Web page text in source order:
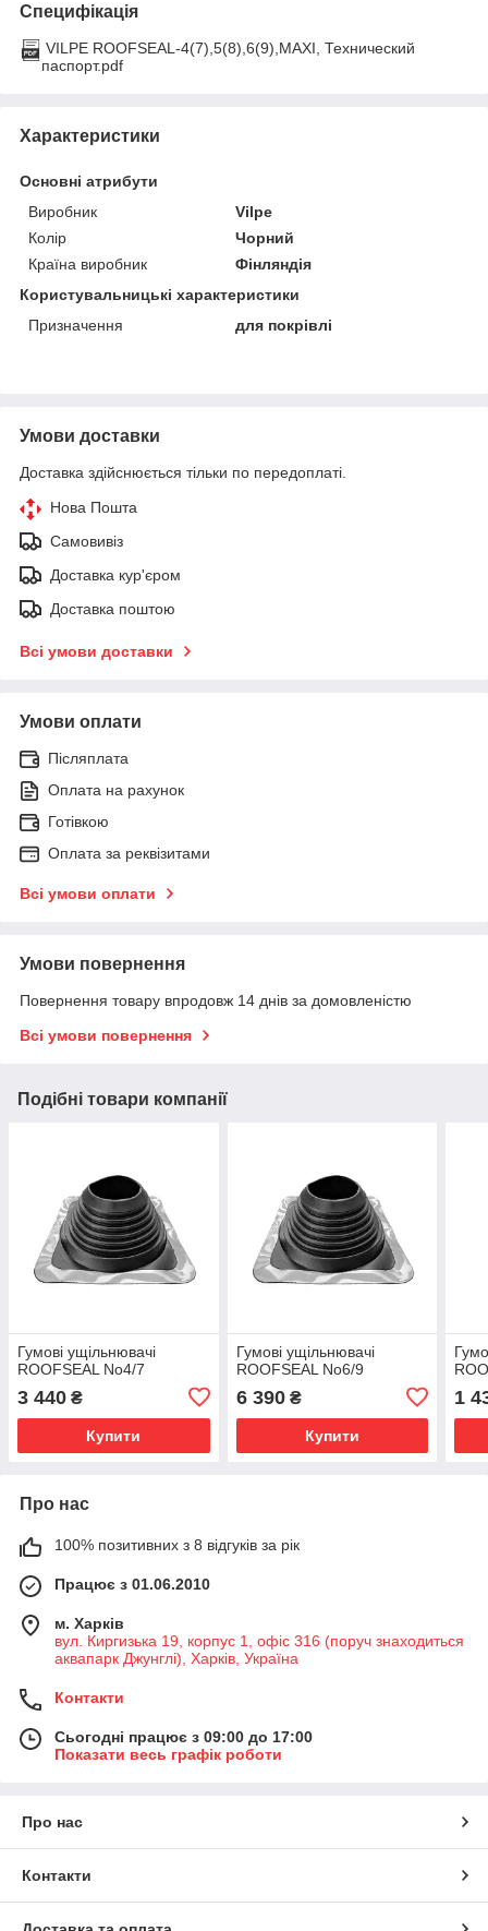
Специфікація
VILPE ROOFSEAL-4(7),5(8),6(9),MAXI, Технический
паспорт.pdf
Характеристики
Основні атрибути
Виробник
Vilpe
Колір
Чорний
Країна виробник
Фінляндія
Користувальницькі характеристики
Призначення
для покрівлі
Умови доставки
Доставка здійснюється тільки по передоплаті.
Нова Пошта
Самовивіз
Доставка кур'єром
Доставка поштою
Всі умови доставки
Умови оплати
Післяплата
Оплата на рахунок
Готівкою
Оплата за реквізитами
Всі умови оплати
Умови повернення
Повернення товару впродовж 14 днів за домовленістю
Всі умови повернення
Подібні товари компанії
Гумові ущільнювачі
ROOFSEAL No4/7
3 440 ₴
Купити
Гумові ущільнювачі
ROOFSEAL No6/9
6 390₴
Купити
1
Про нас
100% позитивних з 8 відгуків за рік
Працює з 01.06.2010
м. Харків
вул. Киргизька 19, корпус 1, офіс 316 (поруч знаходиться
аквапарк Джунглі), Харків, Україна
Контакти
Сьогодні працює з 09:00 до 17:00
Показати весь графік роботи
Про нас
Контакти